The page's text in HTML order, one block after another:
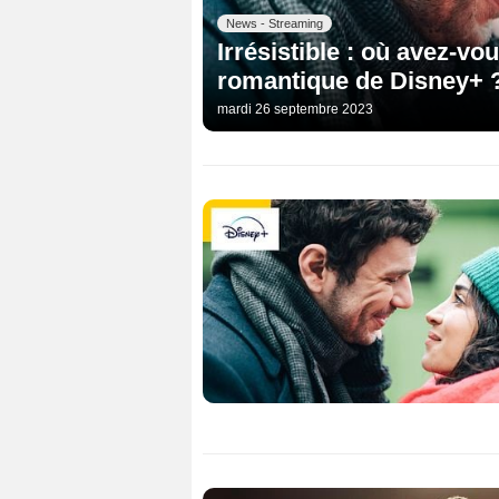
News - Streaming
Irrésistible : où avez-
romantique de Disney+
mardi 26 septembre 2023